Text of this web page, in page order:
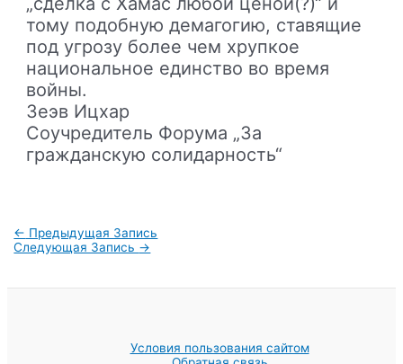
тому подобную демагогию, ставящие
под угрозу более чем хрупкое
национальное единство во время
войны.
Зеэв Ицхар
Соучредитель Форума „За
гражданскую солидарность“
Навигация
по
← Предыдущая Запись
Следующая Запись →
Условия пользования сайтом